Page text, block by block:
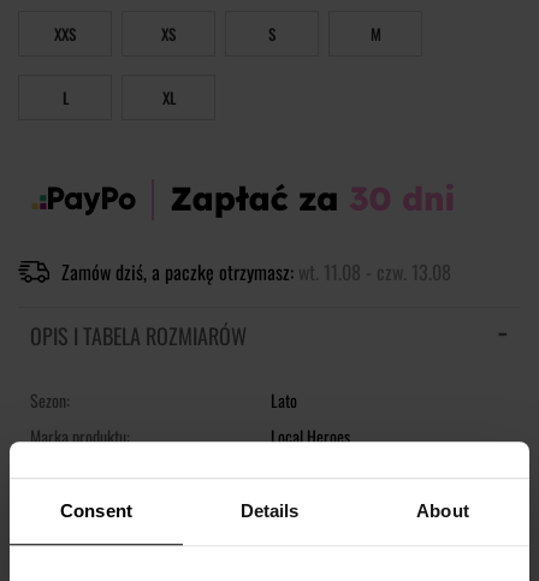
Consent Details About
XXS XS S M
L XL
Zamów dziś, a paczkę otrzymasz: wt. 11.08 - czw. 13.08
OPIS I TABELA ROZMIARÓW
Sezon:
Lato
Marka produktu:
Local Heroes
Płeć:
Women
Kolor produktu:
Biały
Materiał: